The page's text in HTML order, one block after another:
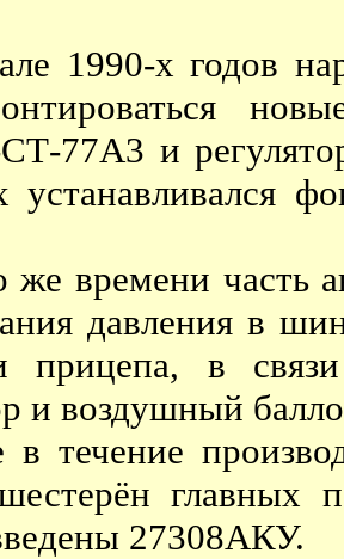
1990-х годов
СТ-77А3 и
устанавливался
времени часть
давления в
прицепа, в
и воздушный
главных
27308АКУ.